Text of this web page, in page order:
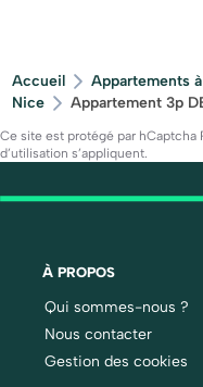
Accueil Appartements
Nice
Appartement 3p
Ce site est protégé par hCaptcha
d’utilisation s’appliquent.
À PROPOS
Qui sommes-nous ?
Nous contacter
Gestion des cookies